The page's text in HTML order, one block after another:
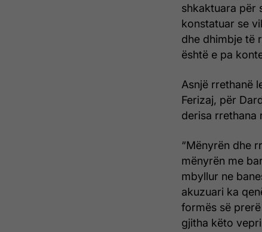
shkaktuara për
konstatuar se
dhe dhimbje të
është e pa
Asnjë rrethanë
Ferizaj, për
derisa rrethana
“Mënyrën dhe
mënyrën me
mbyllur ne
akuzuari ka
formës së
gjitha këto